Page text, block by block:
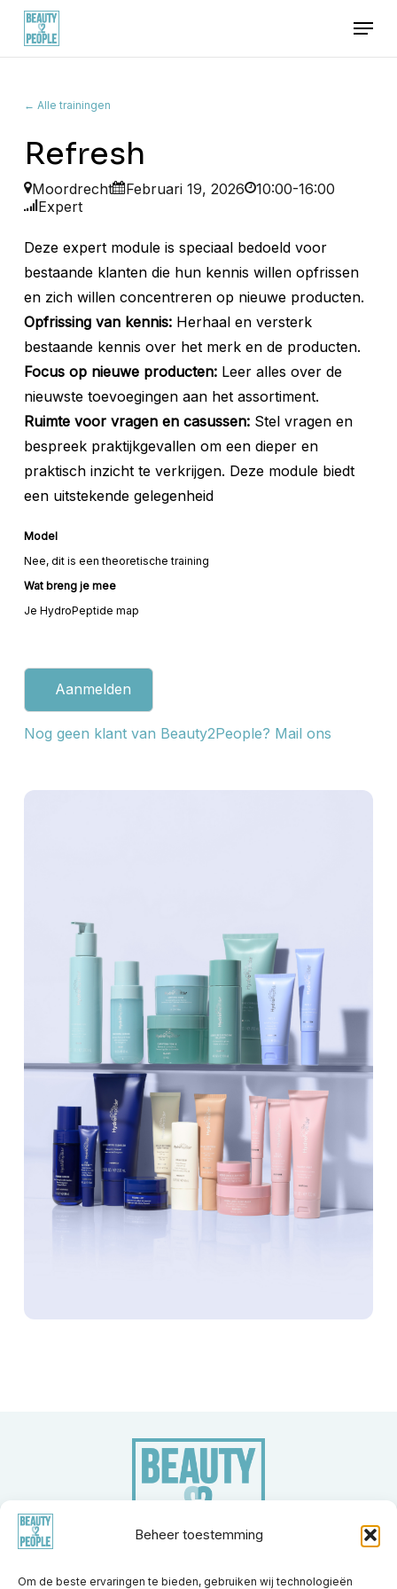
Beheer toestemming
Om de beste ervaringen te bieden, gebruiken wij technologieën
Skip
main
Menu
← Alle trainingen
Refresh
Moordrecht Februari 19, 2026
10:00-16:00
Expert
Deze expert module is speciaal bedoeld voor
bestaande klanten die hun kennis willen opfrissen
en zich willen concentreren op nieuwe producten.
Opfrissing van kennis:Herhaal en versterk
bestaande kennis over het merk en de producten.
Focus op nieuwe producten:Leer alles over de
nieuwste toevoegingen aan het assortiment.
Ruimte voor vragen en casussen:Stel vragen en
bespreek praktijkgevallen om een dieper en
praktisch inzicht te verkrijgen. Deze module biedt
een uitstekende gelegenheid
Model
Nee, dit is een theoretische training
Wat breng je mee
Je HydroPeptide map
Aanmelden
Nog geen klant van Beauty2People? Mail ons